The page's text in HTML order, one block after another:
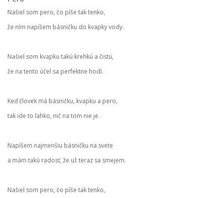
Našiel som pero, čo píše tak tenko,
že ním napíšem básničku do kvapky vody.
Našiel som kvapku takú krehkú a čistú,
že na tento účel sa perfektne hodí.
Keď človek má básničku, kvapku a pero,
tak ide to ľahko, nič na tom nie je.
Napíšem najmenšiu básničku na svete
a mám takú radosť, že už teraz sa smejem.
Našiel som pero, čo píše tak tenko,